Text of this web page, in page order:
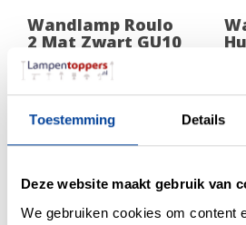
Toestemming Details
Deze website maakt gebruik van
We gebruiken cookies om content
Wandlamp Roulo
2 Mat Zwart GU10
39,95